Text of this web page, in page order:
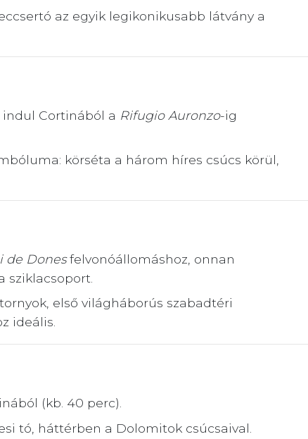
az egyik legikonikusabb látvány a
indul Cortinából a Rifugio Auronzo-ig
körséta a három híres csúcs körül,
de Donesfelvonóállomáshoz, onnan
sziklacsoport.
első világháborús szabadtéri
ideális.
(kb. 40 perc).
tó, háttérben a Dolomitok csúcsaival.